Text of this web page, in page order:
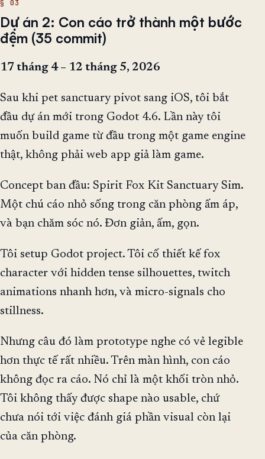
Dự án 2: Con cáo trở thành một bước
đệm (35 commit)
17 tháng 4 – 12 tháng 5, 2026
Sau khi pet sanctuary pivot sang iOS, tôi bắt
đầu dự án mới trong Godot 4.6. Lần này tôi
muốn build game từ đầu trong một game engine
thật, không phải web app giả làm game.
Concept ban đầu: Spirit Fox Kit Sanctuary Sim.
Một chú cáo nhỏ sống trong căn phòng ấm áp,
và bạn chăm sóc nó. Đơn giản, ấm, gọn.
Tôi setup Godot project. Tôi cố thiết kế fox
character với hidden tense silhouettes, twitch
animations nhanh hơn, và micro-signals cho
stillness.
Nhưng câu đó làm prototype nghe có vẻ legible
hơn thực tế rất nhiều. Trên màn hình, con cáo
không đọc ra cáo. Nó chỉ là một khối tròn nhỏ.
Tôi không thấy được shape nào usable, chứ
chưa nói tới việc đánh giá phần visual còn lại
của căn phòng.